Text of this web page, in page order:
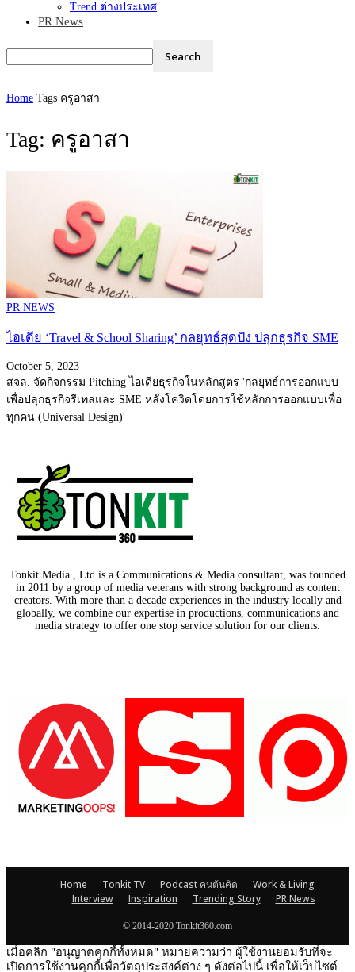
Trend ต่างประเทศ
PR News
Home Tags ครูอาสา
Tag: ครูอาสา
PR NEWS
ไอเดีย ‘Travel & School Sharing’ กลยุทธ์สุดปัง ปลุกธุรกิจ SME
October 5, 2023
สจล. จัดกิจกรรม Pitching ไอเดียธุรกิจในหลักสูตร 'กลยุทธ์การออกแบบ
เพื่อปลุกธุรกิจรีเทลและ SME หลังโควิดโดยการใช้หลักการออกแบบเพื่อ
ทุกคน (Universal Design)'
Tonkit Media., Ltd is a Communications & Media consultant, was founded
in 2011 by a group of media veterans with strong background as content
creators. With more than a decade experiences in the industry locally and
globally, we combine our expertise in productions, communications and
media strategy to offer one stop service solution for our clients.
Home Tonkit TV Podcast คนต้นคิด
Work & Living
Interview
Inspiration Trending Story PR News
© 2014-2020 Tonkit360.com
เมื่อคลิก "อนุญาตคุกกี้ทั้งหมด" หมายความว่า ผู้ใช้งานยอมรับที่จะ
เปิดการใช้งานคุกกี้เพื่อวัตถุประสงค์ต่าง ๆ ดังต่อไปนี้ เพื่อให้เว็บไซต์